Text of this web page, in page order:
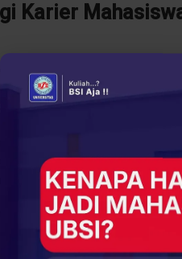
Karier
dirasakan saat masih
sistematis, menganalisis
industri.
kemampuan lintas
publik. Seorang dosen
berpengaruh terhadap
Dari sekadar
panjang,” tuturnya.